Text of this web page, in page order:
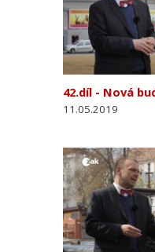
42.díl - Nová
11.05.2019